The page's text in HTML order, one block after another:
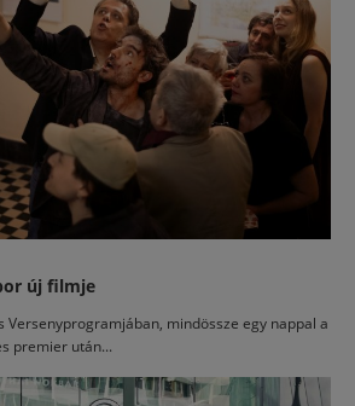
új filmje
Versenyprogramjában, mindössze egy nappal a
premier után...